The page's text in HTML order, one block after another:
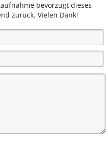
bevorzugt dieses
zurück. Vielen Dank!